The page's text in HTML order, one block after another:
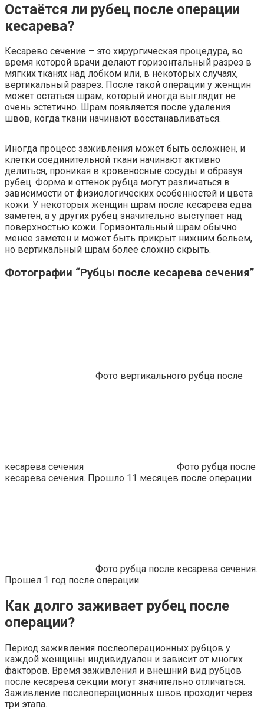
Остаётся ли рубец после операции
кесарева?
Кесарево сечение – это хирургическая процедура, во
время которой врачи делают горизонтальный разрез в
мягких тканях над лобком или, в некоторых случаях,
вертикальный разрез. После такой операции у женщин
может остаться шрам, который иногда выглядит не
очень эстетично. Шрам появляется после удаления
швов, когда ткани начинают восстанавливаться.
Иногда процесс заживления может быть осложнен, и
клетки соединительной ткани начинают активно
делиться, проникая в кровеносные сосуды и образуя
рубец. Форма и оттенок рубца могут различаться в
зависимости от физиологических особенностей и цвета
кожи. У некоторых женщин шрам после кесарева едва
заметен, а у других рубец значительно выступает над
поверхностью кожи. Горизонтальный шрам обычно
менее заметен и может быть прикрыт нижним бельем,
но вертикальный шрам более сложно скрыть.
Фотографии “Рубцы после кесарева сечения”
Фото вертикального рубца после
кесарева сечения
Фото рубца после
кесарева сечения. Прошло 11 месяцев после операции
Фото рубца после кесарева сечения.
Прошел 1 год после операции
Как долго заживает рубец после
операции?
Период заживления послеоперационных рубцов у
каждой женщины индивидуален и зависит от многих
факторов. Время заживления и внешний вид рубцов
после кесарева секции могут значительно отличаться.
Заживление послеоперационных швов проходит через
три этапа.